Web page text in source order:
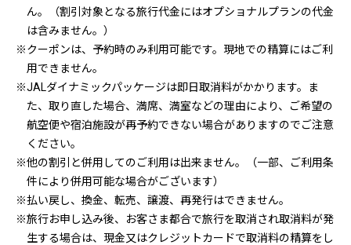
ん。（割引対象となる旅行代金にはオプショナルプランの代金
は含みません。）
※クーポンは、予約時のみ利用可能です。現地での精算にはご利
用できません。
※JALダイナミックパッケージは即日取消料がかかります。ま
た、取り直した場合、満席、満室などの理由により、ご希望の
航空便や宿泊施設が再予約できない場合がありますのでご注意
ください。
※他の割引と併用してのご利用は出来ません。（一部、ご利用条
件により併用可能な場合がございます）
※払い戻し、換金、転売、譲渡、再発行はできません。
※旅行お申し込み後、お客さま都合で旅行を取消され取消料が発
生する場合は、現金又はクレジットカードで取消料の精算をし